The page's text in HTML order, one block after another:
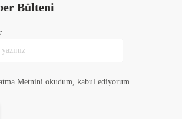
Bülteni
Metnini okudum, kabul ediyorum.